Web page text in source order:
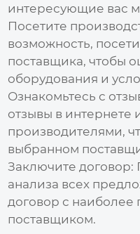
интересующие вас
Посетите
возможность,
поставщика, чтобы
оборудования и
Ознакомьтесь с
отзывы в интернете
производителями,
выбранном
Заключите договор:
анализа всех
договор с
поставщиком.